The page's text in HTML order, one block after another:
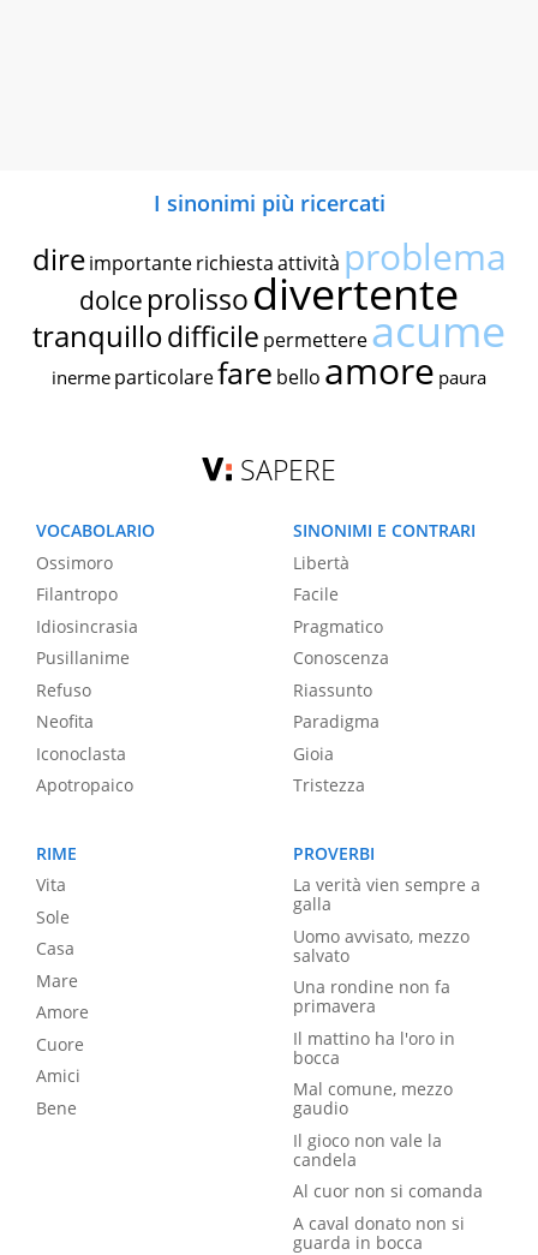
I sinonimi più ricercati
dire importante richiestaattività problema
dolce prolissodivertente
tranquillodifficile permettereacume
inerme particolarefare bello amore paura
SAPERE
VOCABOLARIO
Ossimoro
Filantropo
Idiosincrasia
Pusillanime
Refuso
Neofita
Iconoclasta
Apotropaico
SINONIMI E CONTRARI
Libertà
Facile
Pragmatico
Conoscenza
Riassunto
Paradigma
Gioia
Tristezza
RIME
Vita
Sole
Casa
Mare
Amore
Cuore
Amici
Bene
PROVERBI
La verità vien sempre a
galla
Uomo avvisato, mezzo
salvato
Una rondine non fa
primavera
Il mattino ha l'oro in
bocca
Mal comune, mezzo
gaudio
Il gioco non vale la
candela
Al cuor non si comanda
A caval donato non si
guarda in bocca